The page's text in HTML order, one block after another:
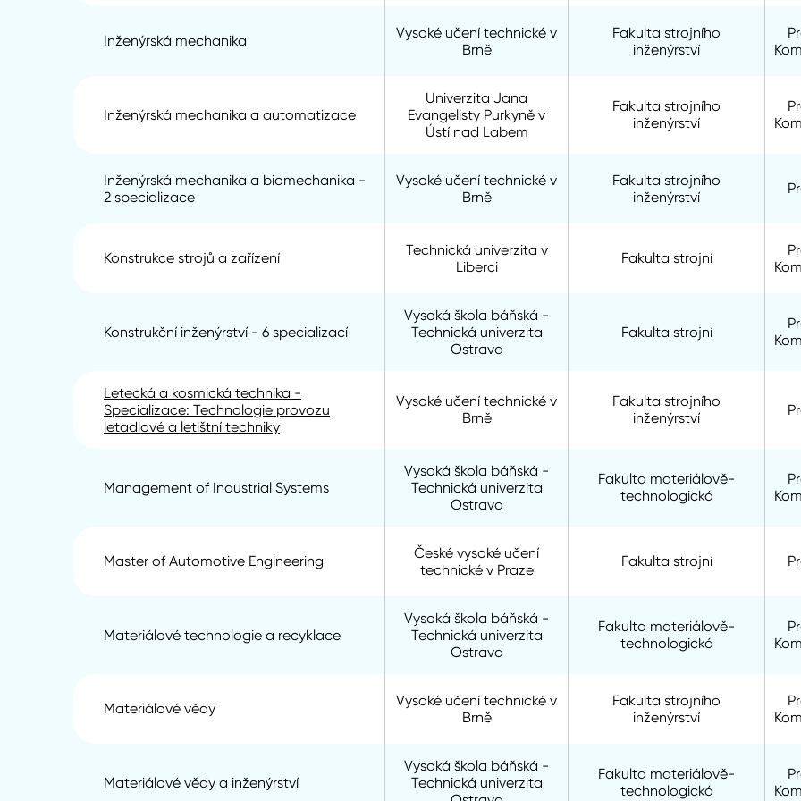
Inženýrská mechanika
Vysoké učení technické v
Brně
Fakulta strojního
inženýrství
Inženýrská mechanika a automatizace
Univerzita Jana
Evangelisty Purkyně v
Ústí nad Labem
Fakulta strojního
inženýrství
Inženýrská mechanika a biomechanika -
2 specializace
Vysoké učení technické v
Brně
Fakulta strojního
inženýrství
Konstrukce strojů a zařízení
Technická univerzita v
Liberci
Fakulta strojní
Konstrukční inženýrství - 6 specializací
Vysoká škola báňská -
Technická univerzita
Ostrava
Fakulta strojní
Letecká a kosmická technika -
Specializace: Technologie provozu
letadlové a letištní techniky
Vysoké učení technické v
Brně
Fakulta strojního
inženýrství
Management of Industrial Systems
Vysoká škola báňská -
Technická univerzita
Ostrava
Fakulta materiálově-
technologická
Master of Automotive Engineering
České vysoké učení
technické v Praze
Fakulta strojní
Materiálové technologie a recyklace
Vysoká škola báňská -
Technická univerzita
Ostrava
Fakulta materiálově-
technologická
Materiálové vědy
Vysoké učení technické v
Brně
Fakulta strojního
inženýrství
Materiálové vědy a inženýrství
Vysoká škola báňská -
Technická univerzita
Fakulta materiálově-
technologická